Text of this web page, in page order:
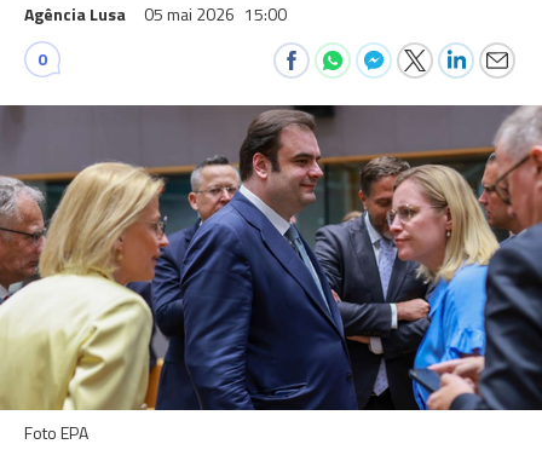
Agência Lusa 05 mai 2026 15:00
0
Foto EPA